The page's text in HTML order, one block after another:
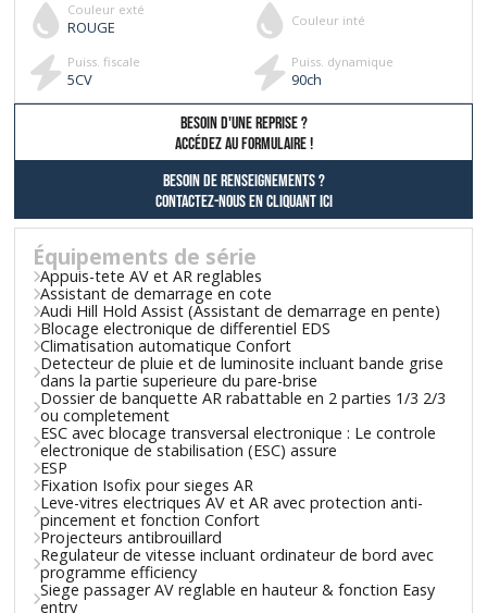
Couleur exté
ROUGE Couleur inté
Puiss. fiscale
5CV
Puiss. dynamique
90ch
besoin d'une reprise ?
AccÉdez au formulaire !
Besoin de renseignements ?
contactez-nous en cliquant ici
Équipements de série
Appuis-tete AV et AR reglables
Assistant de demarrage en cote
Audi Hill Hold Assist (Assistant de demarrage en pente)
Blocage electronique de differentiel EDS
Climatisation automatique Confort
Detecteur de pluie et de luminosite incluant bande grise
dans la partie superieure du pare-brise
Dossier de banquette AR rabattable en 2 parties 1/3 2/3
ou completement
ESC avec blocage transversal electronique : Le controle
electronique de stabilisation (ESC) assure
ESP
Fixation Isofix pour sieges AR
Leve-vitres electriques AV et AR avec protection anti-
pincement et fonction Confort
Projecteurs antibrouillard
Regulateur de vitesse incluant ordinateur de bord avec
programme efficiency
Siege passager AV reglable en hauteur & fonction Easy
entry